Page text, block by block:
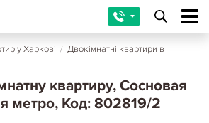
у Харкові / Двокімнатні квартири в
квартиру, Сосновая
метро, Код: 802819/2